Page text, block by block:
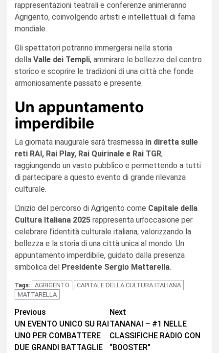
rappresentazioni teatrali e conferenze animeranno
Agrigento, coinvolgendo artisti e intellettuali di fama
mondiale.
Gli spettatori potranno immergersi nella storia
della Valle dei Templi, ammirare le bellezze del centro
storico e scoprire le tradizioni di una città che fonde
armoniosamente passato e presente.
Un appuntamento
imperdibile
La giornata inaugurale sarà trasmessa in diretta sulle
reti RAI, Rai Play, Rai Quirinale e Rai TGR,
raggiungendo un vasto pubblico e permettendo a tutti
di partecipare a questo evento di grande rilevanza
culturale.
L’inizio del percorso di Agrigento come Capitale della
Cultura Italiana 2025 rappresenta un’occasione per
celebrare l’identità culturale italiana, valorizzando la
bellezza e la storia di una città unica al mondo. Un
appuntamento imperdibile, guidato dalla presenza
simbolica del Presidente Sergio Mattarella.
Tags: AGRIGENTO
CAPITALE DELLA CULTURA ITALIANA
MATTARELLA
Continue
Reading
Previous
UN EVENTO UNICO SU RAI
UNO PER COMBATTERE
DUE GRANDI BATTAGLIE
Next
TANANAI – #1 NELLE
CLASSIFICHE RADIO CON
“BOOSTER”